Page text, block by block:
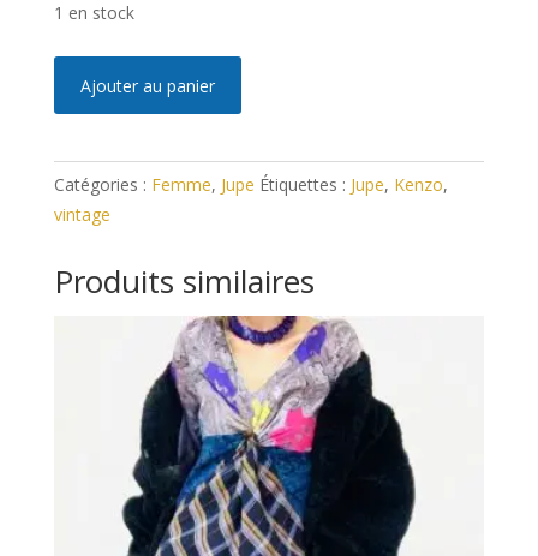
1 en stock
Kenzo
Jungle
Vintage
Ajouter au panier
e
r
i
v
e
:
Catégories : Femme, Jupe Étiquettes : Jupe, Kenzo,
vintage
Produits similaires